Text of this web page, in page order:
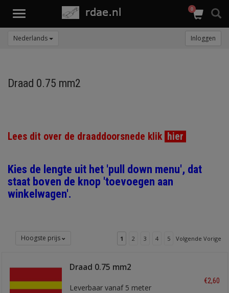
Toggle
0
Nederlands Inloggen
Draad 0.75 mm2
Lees dit over de draaddoorsnede klik hier
Kies de lengte uit het 'pull down menu', dat
staat boven de knop 'toevoegen aan
winkelwagen'.
Hoogste prijs 1 2 3 4 5 Volgende Vorige
Draad 0.75 mm2
Leverbaar vanaf 5 meter
€2,60